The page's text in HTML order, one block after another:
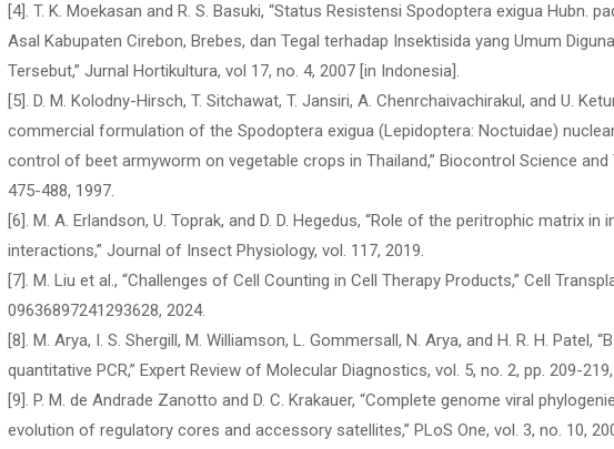
[4]. T. K. Moekasan and R. S. Basuki, “Status Resistensi Spodoptera exigua Hubn.
Asal Kabupaten Cirebon, Brebes, dan Tegal terhadap Insektisida yang Umum
Tersebut,” Jurnal Hortikultura, vol 17, no. 4, 2007 [in Indonesia].
[5]. D. M. Kolodny-Hirsch, T. Sitchawat, T. Jansiri, A. Chenrchaivachirakul, and U.
commercial formulation of the Spodoptera exigua (Lepidoptera: Noctuidae)
control of beet armyworm on vegetable crops in Thailand,” Biocontrol Science and
475-488, 1997.
[6]. M. A. Erlandson, U. Toprak, and D. D. Hegedus, “Role of the peritrophic matrix in
interactions,” Journal of Insect Physiology, vol. 117, 2019.
[7]. M. Liu et al., “Challenges of Cell Counting in Cell Therapy Products,” Cell
09636897241293628, 2024.
[8]. M. Arya, I. S. Shergill, M. Williamson, L. Gommersall, N. Arya, and H. R. H. Patel,
quantitative PCR,” Expert Review of Molecular Diagnostics, vol. 5, no. 2, pp. 209-
[9]. P. M. de Andrade Zanotto and D. C. Krakauer, “Complete genome viral
evolution of regulatory cores and accessory satellites,” PLoS One, vol. 3, no. 10,